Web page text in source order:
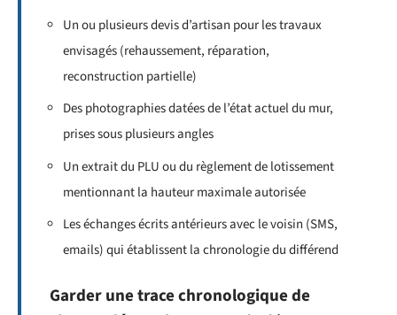
Un ou plusieurs devis d’artisan pour les travaux
envisagés (rehaussement, réparation,
reconstruction partielle)
Des photographies datées de l’état actuel du mur,
prises sous plusieurs angles
Un extrait du PLU ou du règlement de lotissement
mentionnant la hauteur maximale autorisée
Les échanges écrits antérieurs avec le voisin (SMS,
emails) qui établissent la chronologie du différend
Garder une trace chronologique de